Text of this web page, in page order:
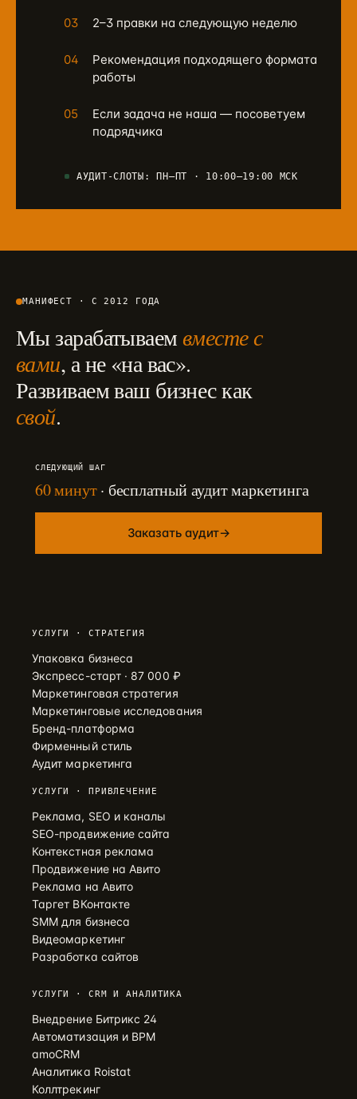
03 2–3 правки на следующую неделю
04
Рекомендация подходящего формата
работы
05
Если задача не наша — посоветуем
подрядчика
АУДИТ-СЛОТЫ: ПН–ПТ · 10:00–19:00 МСК
МАНИФЕСТ · С 2012 ГОДА
Мы зарабатываемвместе с
вами, а не «на вас».
Развиваем ваш бизнес как
свой.
СЛЕДУЮЩИЙ ШАГ
60 минут· бесплатный аудит маркетинга
Заказать аудит→
УСЛУГИ · СТРАТЕГИЯ
Упаковка бизнеса
Экспресс-старт · 87 000 ₽
Маркетинговая стратегия
Маркетинговые исследования
Бренд-платформа
Фирменный стиль
Аудит маркетинга
УСЛУГИ · ПРИВЛЕЧЕНИЕ
Реклама, SEO и каналы
SEO-продвижение сайта
Контекстная реклама
Продвижение на Авито
Реклама на Авито
Таргет ВКонтакте
SMM для бизнеса
Видеомаркетинг
Разработка сайтов
УСЛУГИ · CRM И АНАЛИТИКА
Внедрение Битрикс 24
Автоматизация и BPM
amoCRM
Аналитика Roistat
Коллтрекинг